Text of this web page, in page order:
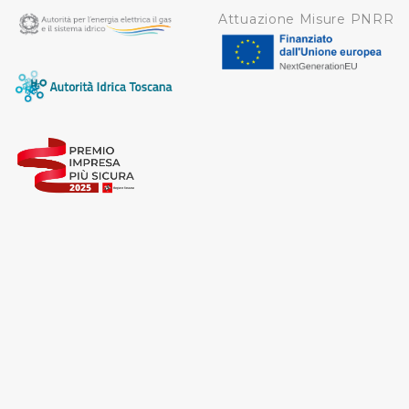
sopra indicate.
Cliccando su "Personalizza" l’Utente può gestire
direttamente le proprie preferenze selezionando i
Cliccando su "Rifiuta" o sulla "X" posizionata in alto a
destra in questo banner l’Utente rifiuta tutti i cookie con
Attuazione Misure PNRR